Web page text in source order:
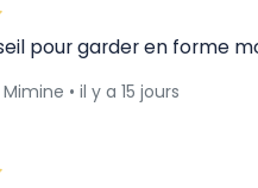
pour garder en forme
• il y a 15 jours